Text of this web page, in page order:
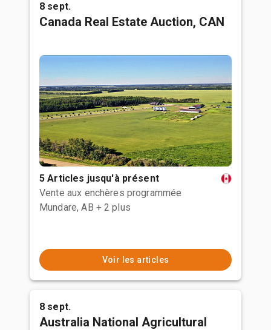
8 sept.
Canada Real Estate Auction, CAN
5 Articles jusqu'à présent
Vente aux enchères programmée
Mundare, AB + 2 plus
Voir les articles
8 sept.
Australia National Agricultural